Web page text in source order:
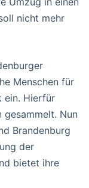
nicht mehr
Menschen für
ein. Hierfür
Nun
Brandenburg
der
bietet ihre